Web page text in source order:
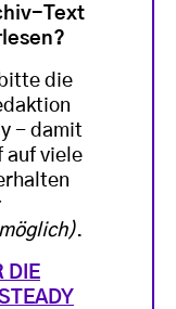
Text
die
- damit
auf viele
.
DIE